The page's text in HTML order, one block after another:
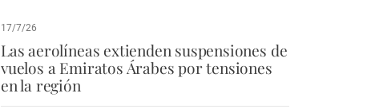
17/7/26
Las aerolíneas extienden suspensiones de
vuelos a Emiratos Árabes por tensiones
en la región